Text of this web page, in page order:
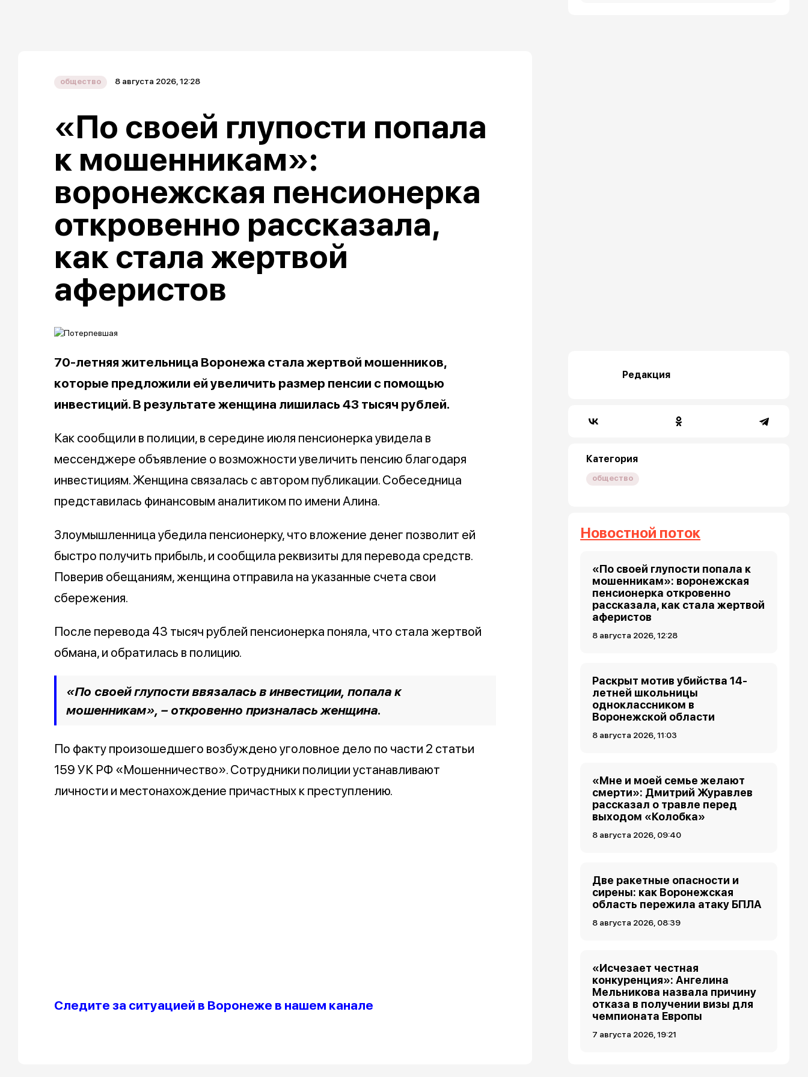
общество 8 августа 2026, 12:28
«По своей глупости попала
к мошенникам»:
воронежская пенсионерка
откровенно рассказала,
как стала жертвой
аферистов
70-летняя жительница Воронежа стала жертвой мошенников,
которые предложили ей увеличить размер пенсии с помощью
инвестиций. В результате женщина лишилась 43 тысяч рублей.
Как сообщили в полиции, в середине июля пенсионерка увидела в
мессенджере объявление о возможности увеличить пенсию благодаря
инвестициям. Женщина связалась с автором публикации. Собеседница
представилась финансовым аналитиком по имени Алина.
Злоумышленница убедила пенсионерку, что вложение денег позволит ей
быстро получить прибыль, и сообщила реквизиты для перевода средств.
Поверив обещаниям, женщина отправила на указанные счета свои
сбережения.
После перевода 43 тысяч рублей пенсионерка поняла, что стала жертвой
обмана, и обратилась в полицию.
«По своей глупости ввязалась в инвестиции, попала к
мошенникам», – откровенно призналась женщина.
По факту произошедшего возбуждено уголовное дело по части 2 статьи
159 УК РФ «Мошенничество». Сотрудники полиции устанавливают
личности и местонахождение причастных к преступлению.
Следите за ситуацией в Воронеже в нашем канале
Редакция
Категория
общество
Новостной поток
«По своей глупости попала к
мошенникам»: воронежская
пенсионерка откровенно
рассказала, как стала жертвой
аферистов
8 августа 2026, 12:28
Раскрыт мотив убийства 14-
летней школьницы
одноклассником в
Воронежской области
8 августа 2026, 11:03
«Мне и моей семье желают
смерти»: Дмитрий Журавлев
рассказал о травле перед
выходом «Колобка»
8 августа 2026, 09:40
Две ракетные опасности и
сирены: как Воронежская
область пережила атаку БПЛА
8 августа 2026, 08:39
«Исчезает честная
конкуренция»: Ангелина
Мельникова назвала причину
отказа в получении визы для
чемпионата Европы
7 августа 2026, 19:21